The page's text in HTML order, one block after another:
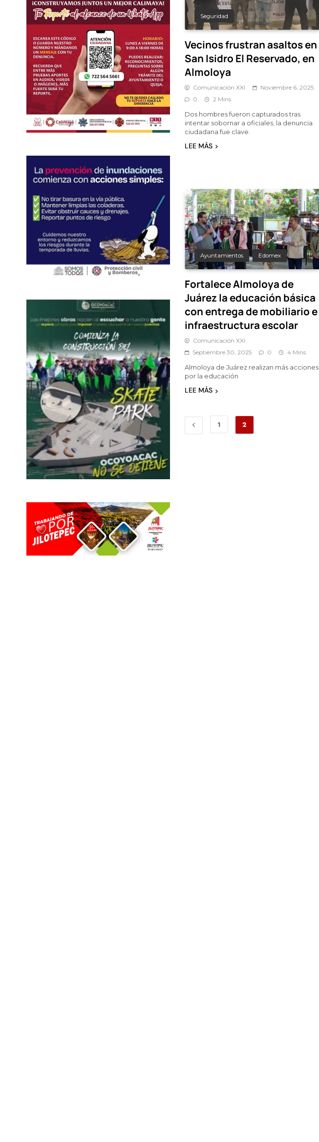
Seguridad
Vecinos frustran asaltos en
San Isidro El Reservado, en
Almoloya
Comunicación XXI
Noviembre 6, 2025
0
2 Mins
Dos hombres fueron capturados tras
intentar sobornar a oficiales; la denuncia
ciudadana fue clave.
LEE MÁS
Ayuntamientos Edomex
Fortalece Almoloya de
Juárez la educación básica
con entrega de mobiliario e
infraestructura escolar
Comunicación XXI
Septiembre 30, 2025
0 4 Mins
Almoloya de Juárez realizan más acciones
por la educación
LEE MÁS
1 2